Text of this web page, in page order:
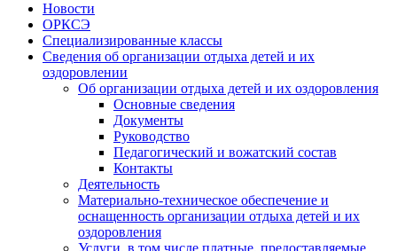
Новости
ОРКСЭ
Специализированные классы
Сведения об организации отдыха детей и их
оздоровлении
Об организации отдыха детей и их оздоровления
Основные сведения
Документы
Руководство
Педагогический и вожатский состав
Контакты
Деятельность
Материально-техническое обеспечение и
оснащенность организации отдыха детей и их
оздоровления
Услуги, в том числе платные, предоставляемые